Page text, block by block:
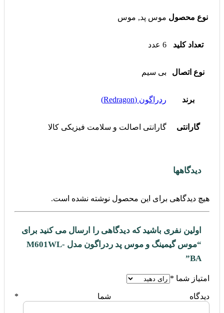
نوع محصول موس پد, موس
تعداد کلید 6 عدد
نوع اتصال بی سیم
برند ردراگون (Redragon)
گارانتی گارانتی اصالت و سلامت فیزیکی کالا
دیدگاهها
هیچ دیدگاهی برای این محصول نوشته نشده است.
اولین نفری باشید که دیدگاهی را ارسال می کنید برای
“موس گیمینگ و موس پد ردراگون مدل M601WL-
BA”
امتیاز شما *
دیدگاه شما *